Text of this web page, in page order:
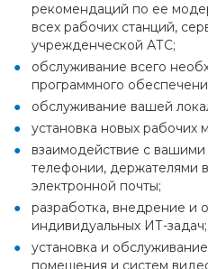
рекомендаций по ее
всех рабочих станций,
учрежденческой АТС;
обслуживание всего
программного
обслуживание вашей
установка новых рабочих
взаимодействие с
телефонии, держателями
электронной почты;
разработка, внедрение и
индивидуальных ИТ-задач;
установка и
помещения и систем